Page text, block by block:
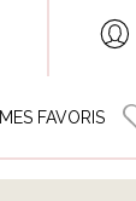
MES FAVORIS